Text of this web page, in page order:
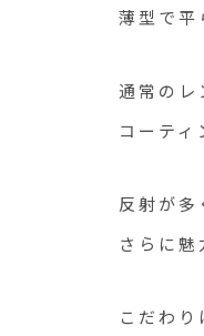
薄型で平
通常のレ
コーテ
反射が多
さらに
こだわ